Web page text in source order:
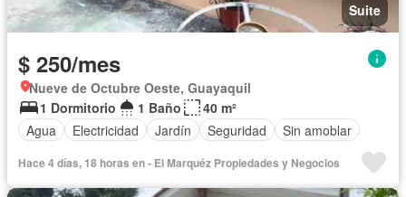
Suite
$ 250/mes
Nueve de Octubre Oeste, Guayaquil
1 Dormitorio
1 Baño
40 m²
Agua
Electricidad Jardín Seguridad Sin amoblar
Hace 4 días, 18 horas en - El Marquéz Propiedades y Negocios